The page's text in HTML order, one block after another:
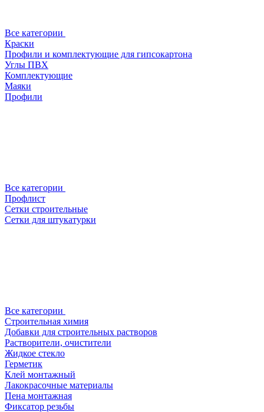
Все категории
Краски
Профили и комплектующие для гипсокартона
Углы ПВХ
Комплектующие
Маяки
Профили
Все категории
Профлист
Сетки строительные
Сетки для штукатурки
Все категории
Строительная химия
Добавки для строительных растворов
Растворители, очистители
Жидкое стекло
Герметик
Клей монтажный
Лакокрасочные материалы
Пена монтажная
Фиксатор резьбы